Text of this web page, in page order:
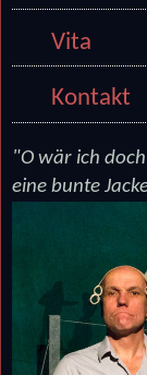
Vita
Kontakt
"O wär ich
eine bunte